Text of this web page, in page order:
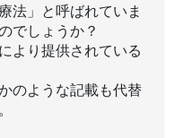
法」と呼ばれていま
でしょうか？
より提供されている
のような記載も代替